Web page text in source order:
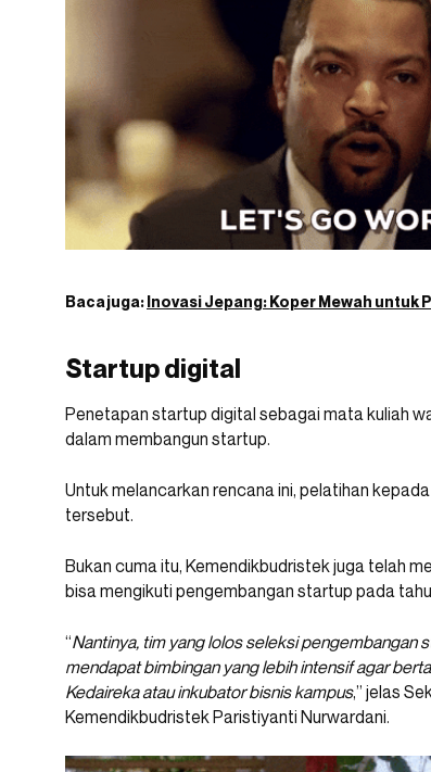
Baca juga:Inovasi Jepang: Koper Mewah untuk
Startup digital
Penetapan startup digital sebagai mata kuliah
dalam membangun startup.
Untuk melancarkan rencana ini, pelatihan
tersebut.
Bukan cuma itu, Kemendikbudristek juga telah
bisa mengikuti pengembangan startup pada
“Nantinya, tim yang lolos seleksi pengembangan
mendapat bimbingan yang lebih intensif agar
Kedaireka atau inkubator bisnis kampus,” jelas
Kemendikbudristek Paristiyanti Nurwardani.